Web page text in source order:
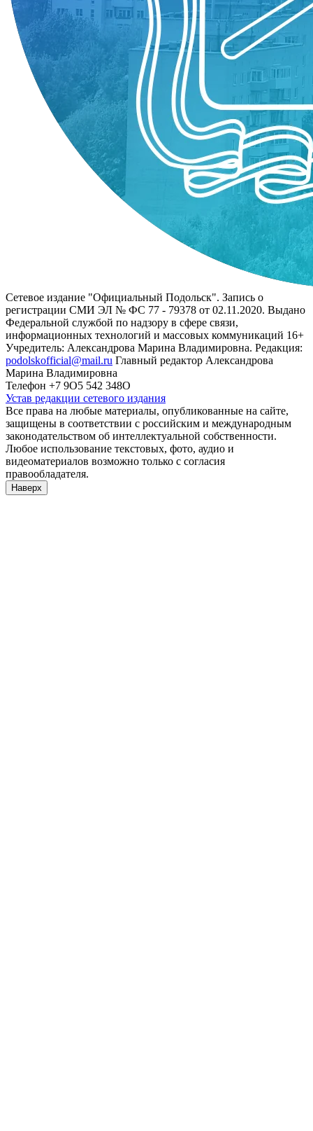
Сетевое издание "Официальный Подольск". Запись о
регистрации СМИ ЭЛ № ФС 77 - 79378 от 02.11.2020. Выдано
Федеральной службой по надзору в сфере связи,
информационных технологий и массовых коммуникаций 16+
Учредитель: Александрова Марина Владимировна. Редакция:
podolskofficial@mail.ru Главный редактор Александрова
Марина Владимировна
Телефон +7 9О5 542 348О
Устав редакции сетевого издания
Все права на любые материалы, опубликованные на сайте,
защищены в соответствии с российским и международным
законодательством об интеллектуальной собственности.
Любое использование текстовых, фото, аудио и
видеоматериалов возможно только с согласия
правообладателя.
Наверх